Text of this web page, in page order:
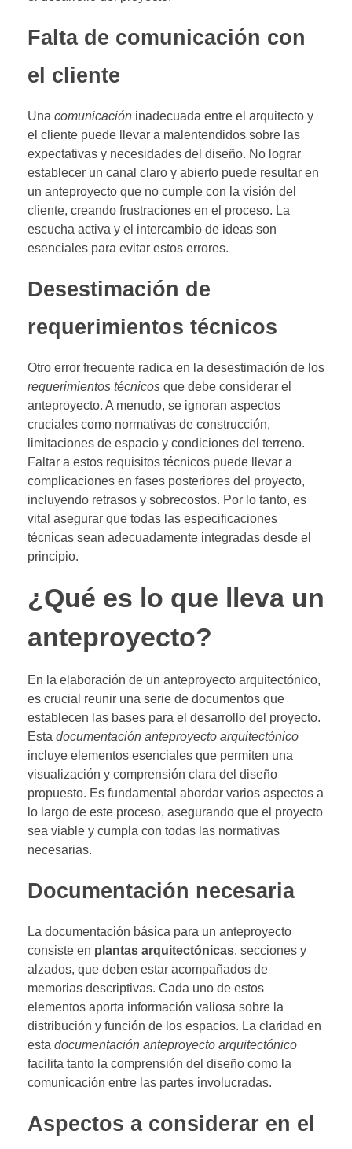
Falta de comunicación con
el cliente
Una comunicación inadecuada entre el arquitecto y
el cliente puede llevar a malentendidos sobre las
expectativas y necesidades del diseño. No lograr
establecer un canal claro y abierto puede resultar en
un anteproyecto que no cumple con la visión del
cliente, creando frustraciones en el proceso. La
escucha activa y el intercambio de ideas son
esenciales para evitar estos errores.
Desestimación de
requerimientos técnicos
Otro error frecuente radica en la desestimación de los
requerimientos técnicos que debe considerar el
anteproyecto. A menudo, se ignoran aspectos
cruciales como normativas de construcción,
limitaciones de espacio y condiciones del terreno.
Faltar a estos requisitos técnicos puede llevar a
complicaciones en fases posteriores del proyecto,
incluyendo retrasos y sobrecostos. Por lo tanto, es
vital asegurar que todas las especificaciones
técnicas sean adecuadamente integradas desde el
principio.
¿Qué es lo que lleva un
anteproyecto?
En la elaboración de un anteproyecto arquitectónico,
es crucial reunir una serie de documentos que
establecen las bases para el desarrollo del proyecto.
Esta documentación anteproyecto arquitectónico
incluye elementos esenciales que permiten una
visualización y comprensión clara del diseño
propuesto. Es fundamental abordar varios aspectos a
lo largo de este proceso, asegurando que el proyecto
sea viable y cumpla con todas las normativas
necesarias.
Documentación necesaria
La documentación básica para un anteproyecto
consiste en plantas arquitectónicas, secciones y
alzados, que deben estar acompañados de
memorias descriptivas. Cada uno de estos
elementos aporta información valiosa sobre la
distribución y función de los espacios. La claridad en
esta documentación anteproyecto arquitectónico
facilita tanto la comprensión del diseño como la
comunicación entre las partes involucradas.
Aspectos a considerar en el